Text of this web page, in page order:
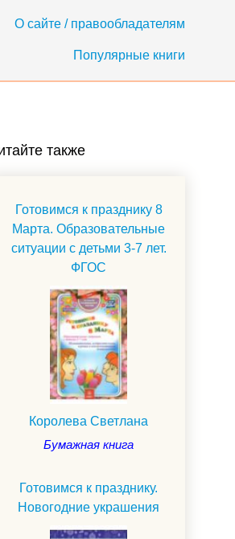
О сайте / правообладателям
Популярные книги
также
Готовимся к празднику 8
Марта. Образовательные
ситуации с детьми 3-7 лет.
ФГОС
Королева Светлана
Бумажная книга
Готовимся к празднику.
Новогодние украшения